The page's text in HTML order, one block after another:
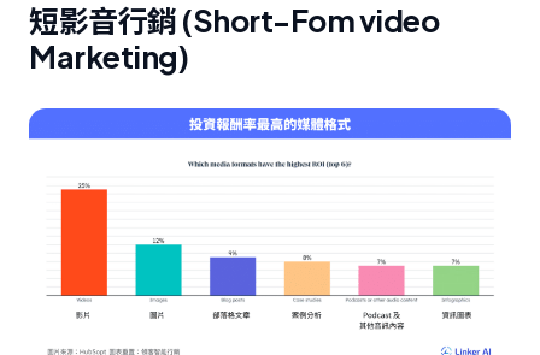
短影音行銷 (Short-Fom video
Marketing)